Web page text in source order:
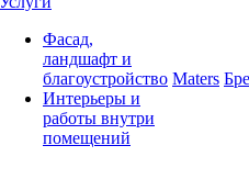
Фасад,
ландшафт и
благоустройство
Интерьеры и
работы внутри
помещений
Maters